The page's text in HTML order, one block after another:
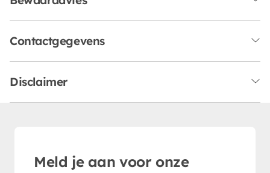
Contactgegevens
Disclaimer
Meld je aan voor onze